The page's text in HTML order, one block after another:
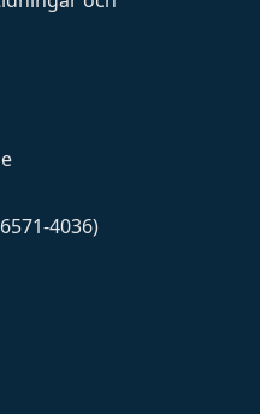
4036)